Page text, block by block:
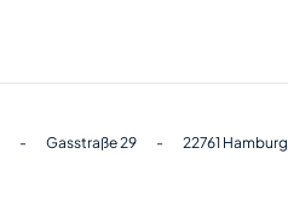
- Gasstraße 29 - 22761 Hamburg